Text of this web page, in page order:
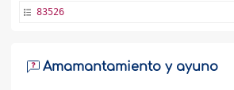
83526
Amamantamiento y ayuno